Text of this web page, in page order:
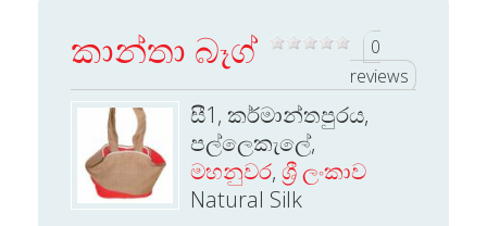
කාන්තා බෑග්
0
reviews
සී1, කර්මාන්තපුරය,
පල්ලෙකැලේ,
මහනුවර, ශ්‍රී ලංකාව
Natural Silk